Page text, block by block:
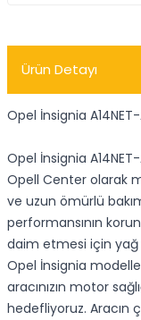
Ürün Detayı
Opel İnsignia
Opel İnsignia
Opell Center olarak
ve uzun ömürlü
performansının
daim etmesi için yağ
Opel İnsignia
aracınızın motor
hedefliyoruz. Aracın